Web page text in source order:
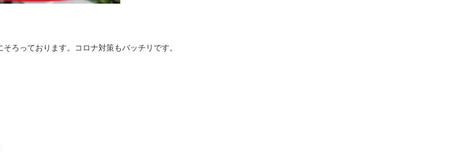
ろっております。コロナ対策もバッチリです。